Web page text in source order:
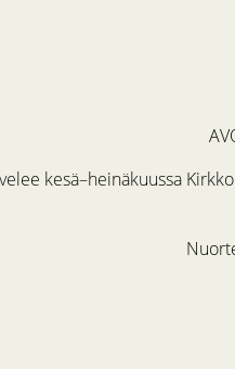
kesä–heinäkuussa